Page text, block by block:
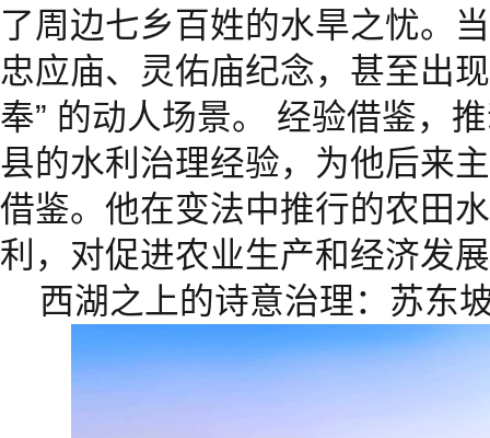
了周边七乡百姓的水旱之忧。
忠应庙、灵佑庙纪念，甚至出
奉” 的动人场景。 经验借鉴，
县的水利治理经验，为他后来
借鉴。他在变法中推行的农田
利，对促进农业生产和经济发
西湖之上的诗意治理：苏东